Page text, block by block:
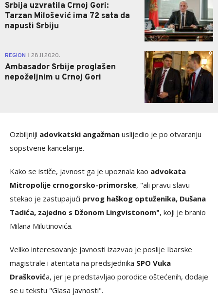
Srbija uzvratila Crnoj Gori:
Tarzan Milošević ima 72 sata da
napusti Srbiju
REGION 28.11.2020.
Ambasador Srbije proglašen
nepoželjnim u Crnoj Gori
0
Ozbiljniji adovkatski angažman uslijedio je po otvaranju
sopstvene kancelarije.
Kako se ističe, javnost ga je upoznala kao advokata
Mitropolije crnogorsko-primorske, "ali pravu slavu
stekao je zastupajući prvog haškog optuženika, Dušana
Tadića, zajedno s Džonom Lingvistonom", koji je branio
Milana Milutinovića.
Veliko interesovanje javnosti izazvao je poslije Ibarske
magistrale i atentata na predsjednika SPO Vuka
Draškovića, jer je predstavljao porodice oštećenih, dodaje
se u tekstu "Glasa javnosti".